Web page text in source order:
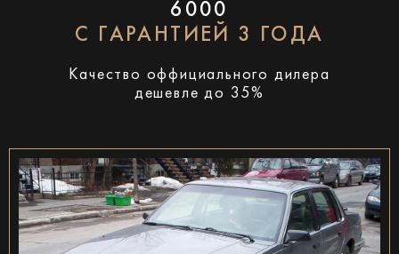
6000
С ГАРАНТИЕЙ 3 ГОДА
Качество оффициального дилера
дешевле до 35%